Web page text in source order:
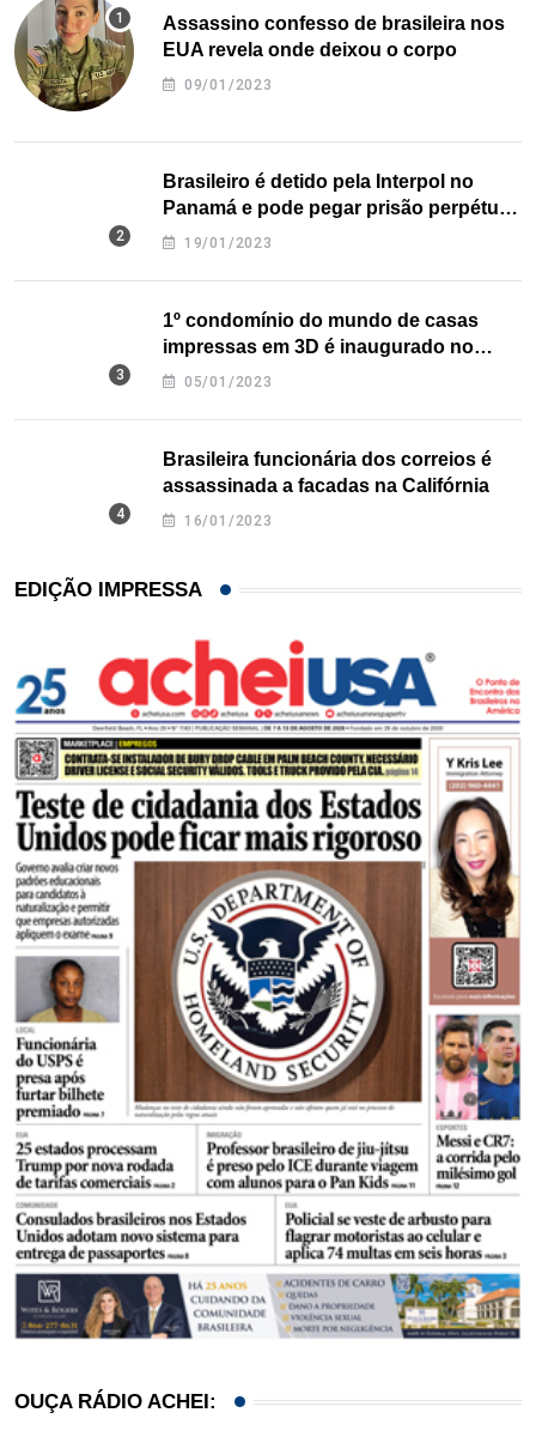
Assassino confesso de brasileira nos
EUA revela onde deixou o corpo
09/01/2023
Brasileiro é detido pela Interpol no
Panamá e pode pegar prisão perpétua
nos EUA
19/01/2023
1º condomínio do mundo de casas
impressas em 3D é inaugurado no
Texas
05/01/2023
Brasileira funcionária dos correios é
assassinada a facadas na Califórnia
16/01/2023
EDIÇÃO IMPRESSA
OUÇA RÁDIO ACHEI: